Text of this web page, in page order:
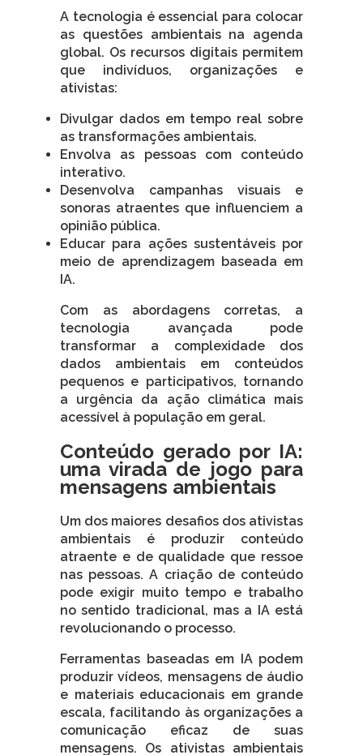
A tecnologia é essencial para colocar
as questões ambientais na agenda
global. Os recursos digitais permitem
que indivíduos, organizações e
ativistas:
Divulgar dados em tempo real sobre
as transformações ambientais.
Envolva as pessoas com conteúdo
interativo.
Desenvolva campanhas visuais e
sonoras atraentes que influenciem a
opinião pública.
Educar para ações sustentáveis por
meio de aprendizagem baseada em
IA.
Com as abordagens corretas, a
tecnologia avançada pode
transformar a complexidade dos
dados ambientais em conteúdos
pequenos e participativos, tornando
a urgência da ação climática mais
acessível à população em geral.
Conteúdo gerado por IA:
uma virada de jogo para
mensagens ambientais
Um dos maiores desafios dos ativistas
ambientais é produzir conteúdo
atraente e de qualidade que ressoe
nas pessoas. A criação de conteúdo
pode exigir muito tempo e trabalho
no sentido tradicional, mas a IA está
revolucionando o processo.
Ferramentas baseadas em IA podem
produzir vídeos, mensagens de áudio
e materiais educacionais em grande
escala, facilitando às organizações a
comunicação eficaz de suas
mensagens. Os ativistas ambientais